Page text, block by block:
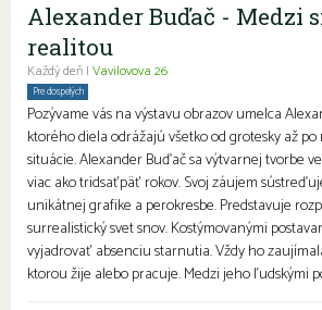
Alexander Buďač - Medzi
realitou
Každý deň | Vavilovova 26
Pre dospelých
Pozývame vás na výstavu obrazov umelca
ktorého diela odrážajú všetko od grotesky až
situácie. Alexander Buďač sa výtvarnej tvorbe
viac ako tridsaťpäť rokov. Svoj záujem
unikátnej grafike a perokresbe. Predstavuje
surrealistický svet snov. Kostýmovanými
vyjadrovať absenciu starnutia. Vždy ho
ktorou žije alebo pracuje. Medzi jeho ľudskými